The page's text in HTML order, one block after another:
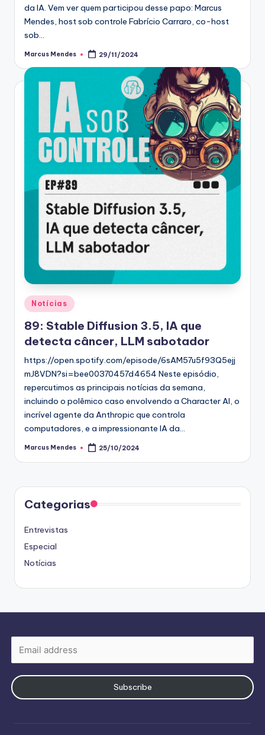
da IA. Vem ver quem participou desse papo: Marcus
Mendes, host sob controle Fabrício Carraro, co-host
sob…
Posted
Marcus Mendes 29/11/2024
Posted
in
Notícias
89: Stable Diffusion 3.5, IA que
detecta câncer, LLM sabotador
https://open.spotify.com/episode/6sAM57u5f93Q5ejj
mJ8VDN?si=bee00370457d4654 Neste episódio,
repercutimos as principais notícias da semana,
incluindo o polêmico caso envolvendo a Character AI, o
incrível agente da Anthropic que controla
computadores, e a impressionante IA da…
Posted
Marcus Mendes 25/10/2024
Categorias
Entrevistas
Especial
Notícias
Subscribe